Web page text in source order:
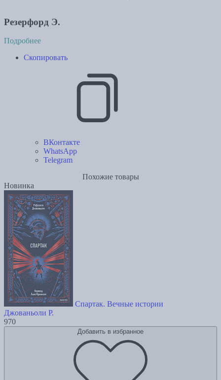
Резерфорд Э.
Подробнее
Скопировать
ВКонтакте
WhatsApp
Telegram
Похожие товары
Новинка
Спартак. Вечные истории
Джованьоли Р.
970
Добавить в избранное